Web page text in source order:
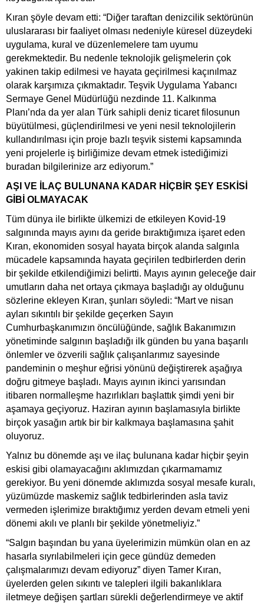
Kıran şöyle devam etti: “Diğer taraftan denizcilik sektörünün
uluslararası bir faaliyet olması nedeniyle küresel düzeydeki
uygulama, kural ve düzenlemelere tam uyumu
gerekmektedir. Bu nedenle teknolojik gelişmelerin çok
yakinen takip edilmesi ve hayata geçirilmesi kaçınılmaz
olarak karşımıza çıkmaktadır. Teşvik Uygulama Yabancı
Sermaye Genel Müdürlüğü nezdinde 11. Kalkınma
Planı’nda da yer alan Türk sahipli deniz ticaret filosunun
büyütülmesi, güçlendirilmesi ve yeni nesil teknolojilerin
kullandırılması için proje bazlı teşvik sistemi kapsamında
yeni projelerle iş birliğimize devam etmek istediğimizi
buradan bilgilerinize arz ediyorum.”
AŞI VE İLAÇ BULUNANA KADAR HİÇBİR ŞEY ESKİSİ
GİBİ OLMAYACAK
Tüm dünya ile birlikte ülkemizi de etkileyen Kovid-19
salgınında mayıs ayını da geride bıraktığımıza işaret eden
Kıran, ekonomiden sosyal hayata birçok alanda salgınla
mücadele kapsamında hayata geçirilen tedbirlerden derin
bir şekilde etkilendiğimizi belirtti. Mayıs ayının geleceğe dair
umutların daha net ortaya çıkmaya başladığı ay olduğunu
sözlerine ekleyen Kıran, şunları söyledi: “Mart ve nisan
ayları sıkıntılı bir şekilde geçerken Sayın
Cumhurbaşkanımızın öncülüğünde, sağlık Bakanımızın
yönetiminde salgının başladığı ilk günden bu yana başarılı
önlemler ve özverili sağlık çalışanlarımız sayesinde
pandeminin o meşhur eğrisi yönünü değiştirerek aşağıya
doğru gitmeye başladı. Mayıs ayının ikinci yarısından
itibaren normalleşme hazırlıkları başlattık şimdi yeni bir
aşamaya geçiyoruz. Haziran ayının başlamasıyla birlikte
birçok yasağın artık bir bir kalkmaya başlamasına şahit
oluyoruz.
Yalnız bu dönemde aşı ve ilaç bulunana kadar hiçbir şeyin
eskisi gibi olamayacağını aklımızdan çıkarmamamız
gerekiyor. Bu yeni dönemde aklımızda sosyal mesafe kuralı,
yüzümüzde maskemiz sağlık tedbirlerinden asla taviz
vermeden işlerimize bıraktığımız yerden devam etmeli yeni
dönemi akılı ve planlı bir şekilde yönetmeliyiz.”
“Salgın başından bu yana üyelerimizin mümkün olan en az
hasarla sıyrılabilmeleri için gece gündüz demeden
çalışmalarımızı devam ediyoruz” diyen Tamer Kıran,
üyelerden gelen sıkıntı ve talepleri ilgili bakanlıklara
iletmeye değişen şartları sürekli değerlendirmeye ve aktif